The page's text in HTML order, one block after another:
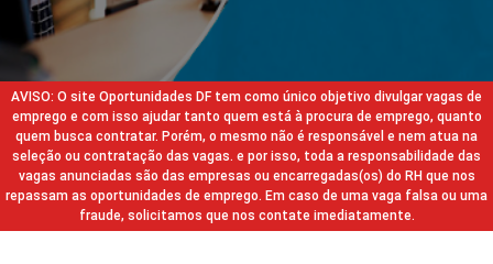
AVISO: O site Oportunidades DF tem como único objetivo divulgar vagas de
emprego e com isso ajudar tanto quem está à procura de emprego, quanto
quem busca contratar. Porém, o mesmo não é responsável e nem atua na
seleção ou contratação das vagas. e por isso, toda a responsabilidade das
vagas anunciadas são das empresas ou encarregadas(os) do RH que nos
repassam as oportunidades de emprego. Em caso de uma vaga falsa ou uma
fraude, solicitamos que nos contate imediatamente.